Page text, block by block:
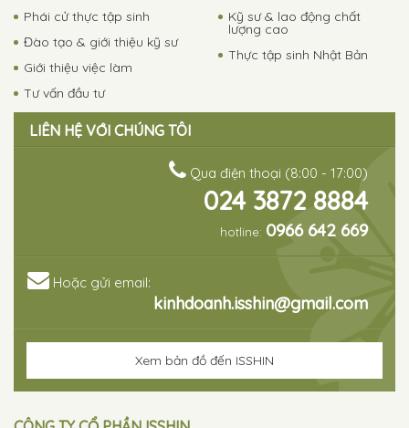
Phái cử thực tập sinh
Đào tạo & giới thiệu kỹ sư
Giới thiệu việc làm
Tư vấn đầu tư
Kỹ sư & lao động chất
lượng cao
Thực tập sinh Nhật Bản
LIÊN HỆ VỚI CHÚNG TÔI
Qua điện thoại (8:00 - 17:00)
024 3872 8884
hotline: 0966 642 669
Hoặc gửi email:
kinhdoanh.isshin@gmail.com
Xem bản đồ đến ISSHIN